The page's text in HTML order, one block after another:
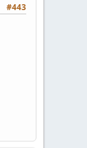
#443